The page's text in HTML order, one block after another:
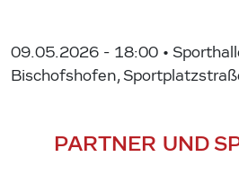
09.05.2026 - 18:00 •
Bischofshofen,
PARTNER UND